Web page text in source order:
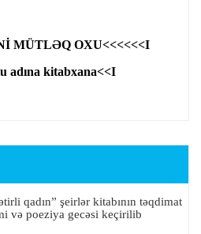
MÜTLƏQ OXU<<<<<<I
adına kitabxana<<I
qadın” şeirlər kitabının təqdimat
və poeziya gecəsi keçirilib